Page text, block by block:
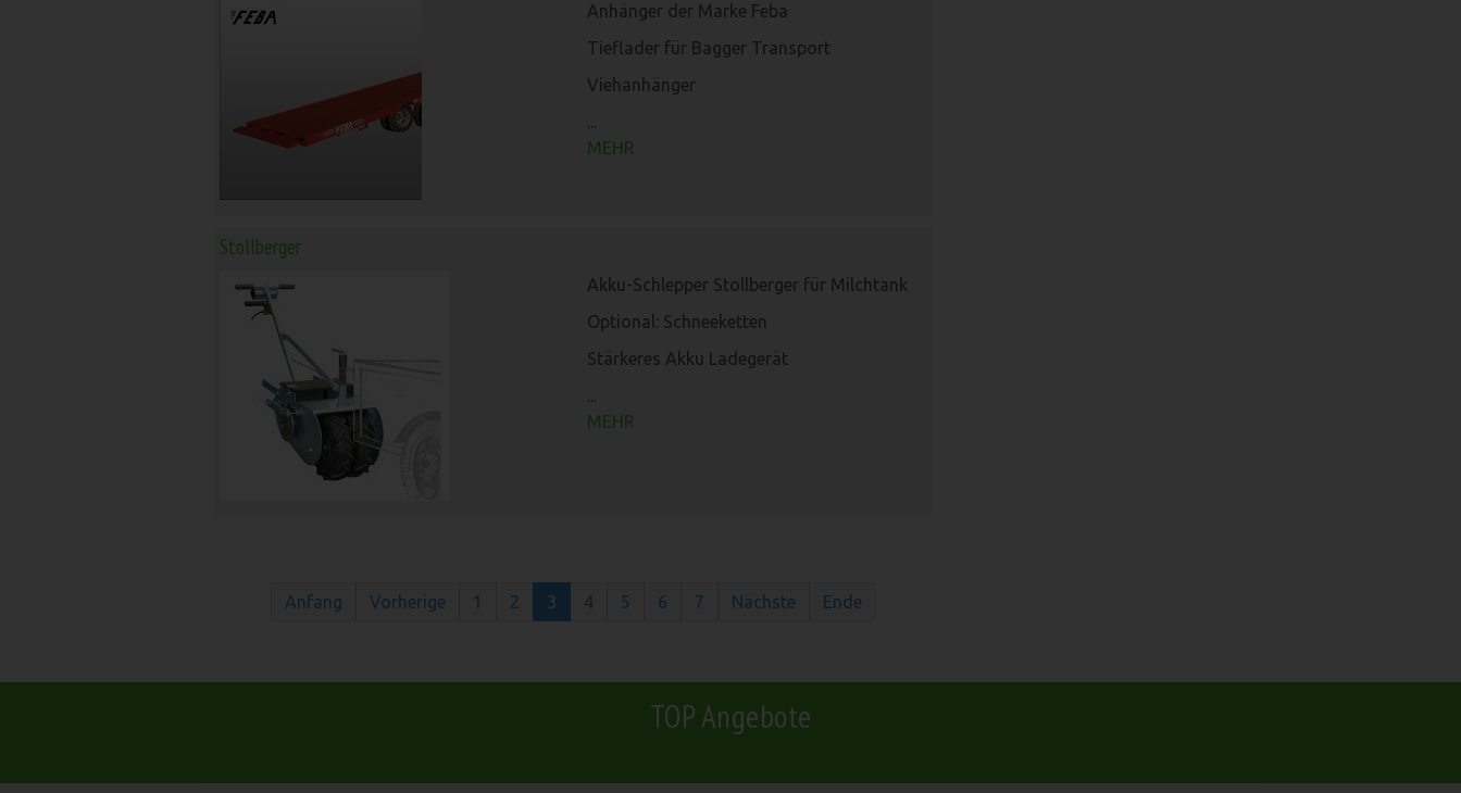
Anhänger der Marke Feba
Tieflader für Bagger Transport
Viehanhänger
...
MEHR
Stollberger
Akku-Schlepper Stollberger für Milchtank
Optional: Schneeketten
Stärkeres Akku Ladegerät
...
MEHR
Anfang Vorherige 1 2 3 4 5 6 7 Nächste Ende
TOP Angebote